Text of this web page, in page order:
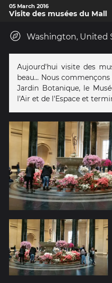
05 March 2016
Visite des musées du Mall
Washington, United
Aujourd'hui visite des
beau... Nous
Jardin Botanique, le
l'Air et de l'Espace et